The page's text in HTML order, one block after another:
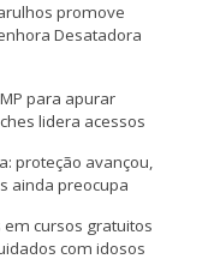
promove
Desatadora
para apurar
lidera acessos
proteção avançou,
ainda preocupa
cursos gratuitos
com idosos